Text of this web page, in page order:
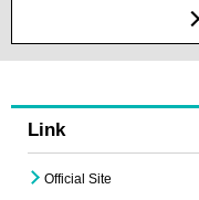
Link
Official Site